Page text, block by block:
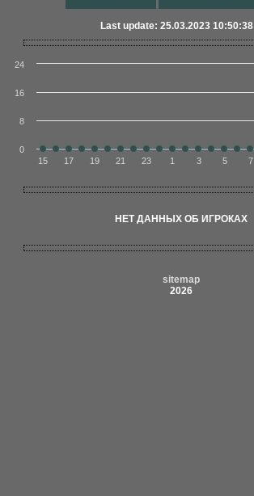
Last update: 25.03.2023 10:50:38
15 17 19 21 23 1 3 5 7
0
8
16
24
НЕТ ДАННЫХ ОБ ИГРОКАХ
sitemap
2026